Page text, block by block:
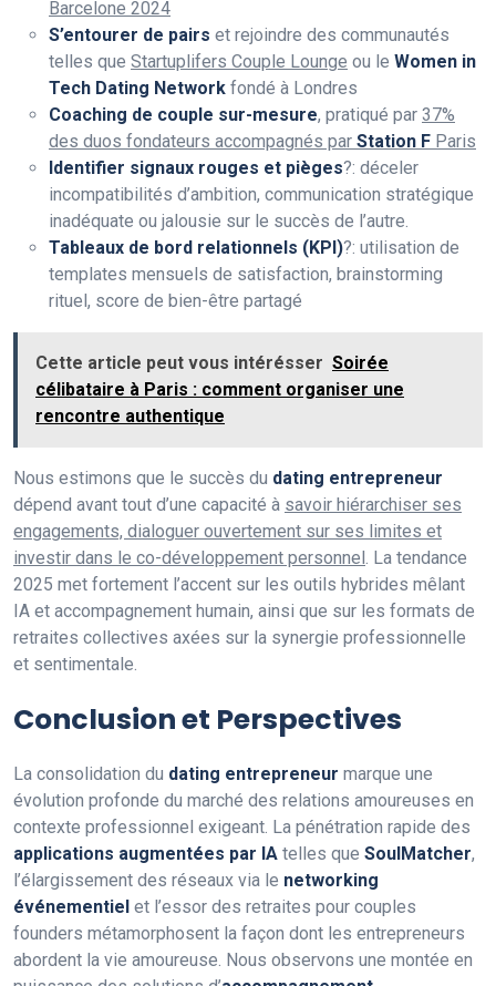
Barcelone 2024
S’entourer de pairs et rejoindre des communautés
telles que Startuplifers Couple Lounge ou le Women in
Tech Dating Network fondé à Londres
Coaching de couple sur-mesure, pratiqué par 37%
des duos fondateurs accompagnés par Station F Paris
Identifier signaux rouges et pièges?: déceler
incompatibilités d’ambition, communication stratégique
inadéquate ou jalousie sur le succès de l’autre.
Tableaux de bord relationnels (KPI)?: utilisation de
templates mensuels de satisfaction, brainstorming
rituel, score de bien-être partagé
Cette article peut vous intérésser Soirée
célibataire à Paris : comment organiser une
rencontre authentique
Nous estimons que le succès du dating entrepreneur
dépend avant tout d’une capacité à savoir hiérarchiser ses
engagements, dialoguer ouvertement sur ses limites et
investir dans le co-développement personnel . La tendance
2025 met fortement l’accent sur les outils hybrides mêlant
IA et accompagnement humain, ainsi que sur les formats de
retraites collectives axées sur la synergie professionnelle
et sentimentale.
Conclusion et Perspectives
La consolidation du dating entrepreneur marque une
évolution profonde du marché des relations amoureuses en
contexte professionnel exigeant. La pénétration rapide des
applications augmentées par IA telles que SoulMatcher,
l’élargissement des réseaux via le networking
événementiel et l’essor des retraites pour couples
founders métamorphosent la façon dont les entrepreneurs
abordent la vie amoureuse. Nous observons une montée en